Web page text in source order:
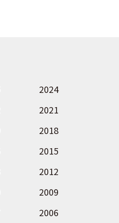
2024
2021
2018
2015
2012
2009
2006